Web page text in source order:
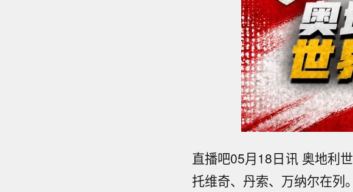
直播吧05月18日讯 奥地利
托维奇、丹索、万纳尔在列。